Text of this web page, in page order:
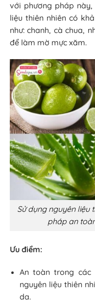
với phương pháp
liệu thiên nhiên có
như: chanh, cà chua,
để làm mờ mực xăm.
Sử dụng nguyên liệu
pháp an
Ưu điểm:
An toàn trong các
nguyên liệu thiên
da.